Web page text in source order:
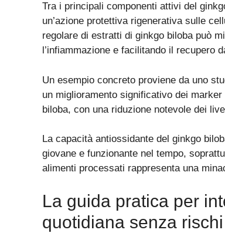
Tra i principali componenti attivi del
un’azione protettiva rigenerativa sulle
regolare di estratti di ginkgo biloba può
l’infiammazione e facilitando il recupero
Un esempio concreto proviene da uno
un miglioramento significativo dei
biloba, con una riduzione notevole dei
La capacità antiossidante del ginkgo
giovane e funzionante nel tempo,
alimenti processati rappresenta una
La guida pratica per
quotidiana senza rischi